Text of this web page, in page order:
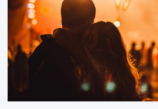
v
u
ż
z
?